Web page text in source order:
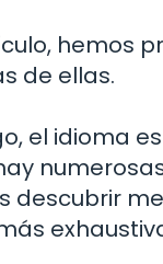
hemos
de ellas.
el idioma
descubrir